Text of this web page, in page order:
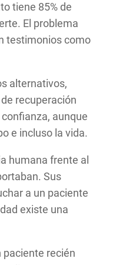
tiene 85% de
El problema
testimonios como
alternativos,
recuperación
aunque
e incluso la vida.
humana frente al
Sus
a un paciente
existe una
recién